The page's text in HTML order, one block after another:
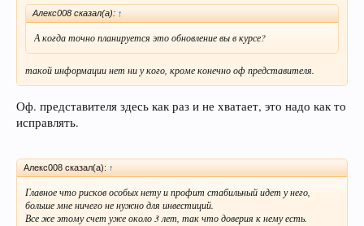
Алекс008 сказал(а): ↑
А когда точно планируется это обновление вы в курсе?
такой информации нет ни у кого, кроме конечно оф представителя.
Оф. представителя здесь как раз и не хватает, это надо как то
исправлять.
Алекс008 сказал(а): ↑
Главное что рисков особых нету и профит стабильный идет у него,
больше мне ничего не нужно для инвестиций.
Все же этому счет уже около 3 лет, так что доверия к нему есть.